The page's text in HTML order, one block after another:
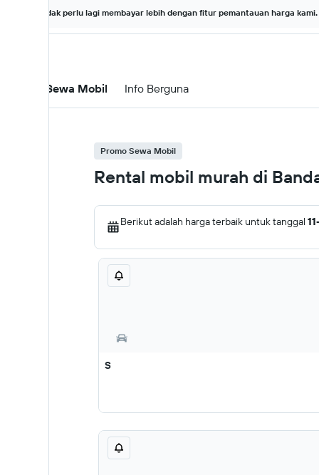
Tidak perlu lagi membayar lebih dengan fitur pemantauan harga kami.
Promo Sewa Mobil Info Berguna
Promo Sewa Mobil
Rental mobil murah di
Berikut adalah harga terbaik untuk tanggal
S